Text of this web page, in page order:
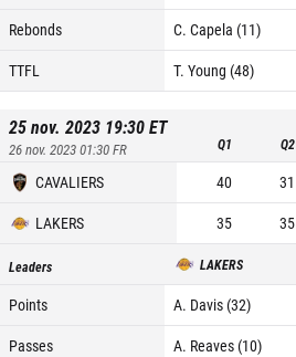
Rebonds
C. Capela (11)
TTFL
T. Young (48)
25 nov. 2023 19:30ET
26 nov. 2023 01:30FR Q1 Q2
CAVALIERS 40 31
LAKERS
35 35
Leaders LAKERS
Points A. Davis (32)
Passes
A. Reaves (10)